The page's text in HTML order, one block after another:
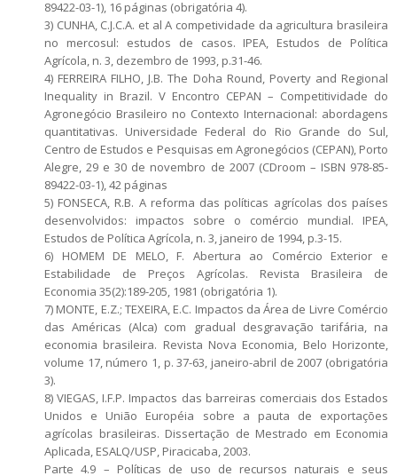
89422-03-1), 16 páginas (obrigatória 4).
3) CUNHA, C.J.C.A. et al A competividade da agricultura brasileira
no mercosul: estudos de casos. IPEA, Estudos de Política
Agrícola, n. 3, dezembro de 1993, p.31-46.
4) FERREIRA FILHO, J.B. The Doha Round, Poverty and Regional
Inequality in Brazil. V Encontro CEPAN – Competitividade do
Agronegócio Brasileiro no Contexto Internacional: abordagens
quantitativas. Universidade Federal do Rio Grande do Sul,
Centro de Estudos e Pesquisas em Agronegócios (CEPAN), Porto
Alegre, 29 e 30 de novembro de 2007 (CDroom – ISBN 978-85-
89422-03-1), 42 páginas
5) FONSECA, R.B. A reforma das políticas agrícolas dos países
desenvolvidos: impactos sobre o comércio mundial. IPEA,
Estudos de Política Agrícola, n. 3, janeiro de 1994, p.3-15.
6) HOMEM DE MELO, F. Abertura ao Comércio Exterior e
Estabilidade de Preços Agrícolas. Revista Brasileira de
Economia 35(2):189-205, 1981 (obrigatória 1).
7) MONTE, E.Z.; TEXEIRA, E.C. Impactos da Área de Livre Comércio
das Américas (Alca) com gradual desgravação tarifária, na
economia brasileira. Revista Nova Economia, Belo Horizonte,
volume 17, número 1, p. 37-63, janeiro-abril de 2007 (obrigatória
3).
8) VIEGAS, I.F.P. Impactos das barreiras comerciais dos Estados
Unidos e União Européia sobre a pauta de exportações
agrícolas brasileiras. Dissertação de Mestrado em Economia
Aplicada, ESALQ/USP, Piracicaba, 2003.
Parte 4.9 – Políticas de uso de recursos naturais e seus